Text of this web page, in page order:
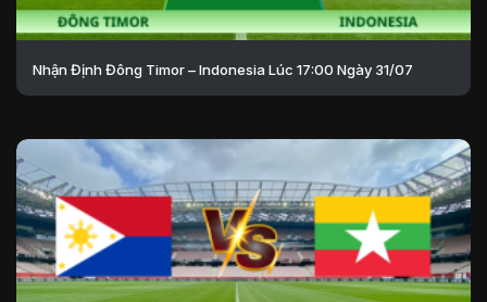
Nhận Định Đông Timor – Indonesia Lúc 17:00 Ngày 31/07